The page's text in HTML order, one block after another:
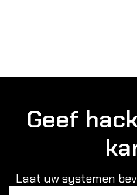
Geef
Laat uw systemen